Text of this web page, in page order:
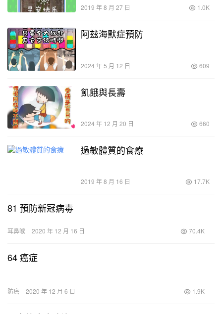
2019 年 8 月 27 日 1.0K
阿玆海默症預防
2024 年 5 月 12 日 609
飢餓與長壽
2024 年 12 月 20 日 660
過敏體質的食療
2019 年 8 月 16 日 17.7K
81 預防新冠病毒
耳鼻喉 2020 年 12 月 16 日 70.4K
64 癌症
防癌 2020 年 12 月 6 日 1.9K